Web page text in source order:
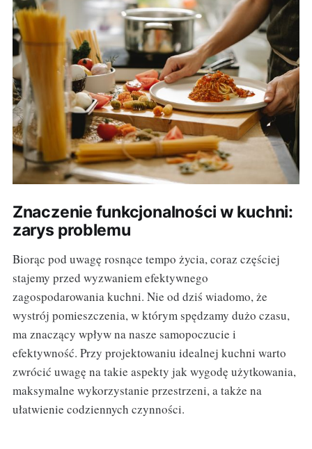
Znaczenie funkcjonalności w kuchni:
zarys problemu
Biorąc pod uwagę rosnące tempo życia, coraz częściej
stajemy przed wyzwaniem efektywnego
zagospodarowania kuchni. Nie od dziś wiadomo, że
wystrój pomieszczenia, w którym spędzamy dużo czasu,
ma znaczący wpływ na nasze samopoczucie i
efektywność. Przy projektowaniu idealnej kuchni warto
zwrócić uwagę na takie aspekty jak wygodę użytkowania,
maksymalne wykorzystanie przestrzeni, a także na
ułatwienie codziennych czynności.